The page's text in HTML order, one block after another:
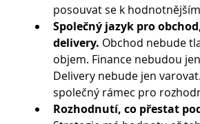
posouvat se k
Společný jazyk pro
delivery. Obchod nebude
objem. Finance nebudou
Delivery nebude jen
společný rámec pro
Rozhodnutí, co přestat